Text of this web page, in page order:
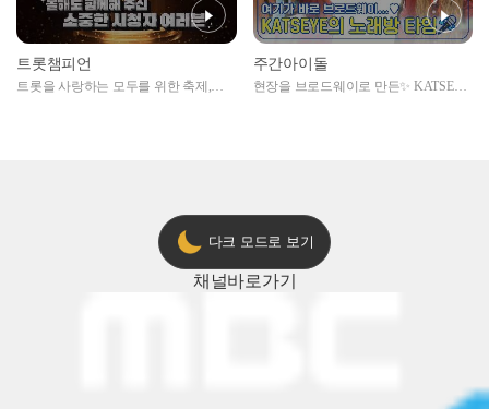
트롯챔피언
트롯을 사랑하는 모두를 위한 축제,
주간아이돌
현장을 브로드웨이로 만든✨ KATSEYE
다크 모드로 보기
채널바로가기